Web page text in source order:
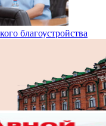
благоустройства